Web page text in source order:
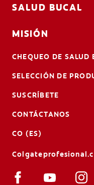
SALUD BUCAL
MISIÓN
CHEQUEO DE SALUD
SELECCIÓN DE
SUSCRÍBETE
CONTÁCTANOS
CO (ES)